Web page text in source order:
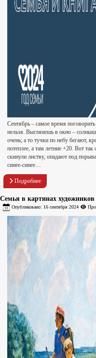
Сентябрь – самое время
нельзя. Выглянешь в окно –
очень; а то тучки по небу бегают,
потеплее, а там летние +20. Вот
скинули листву, опадают под
синее-синее…
Подробнее
Семья в картинах художников
Опубликовано: 16 сентября 2024